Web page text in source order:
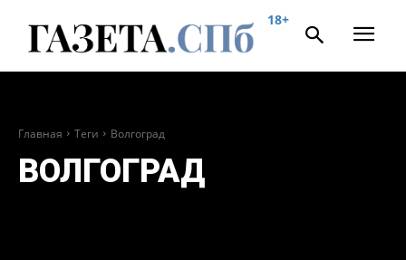
18+
Главная Теги Волгоград
ВОЛГОГРАД